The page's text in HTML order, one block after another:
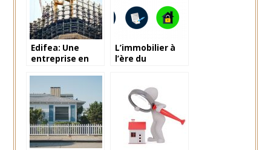
Edifea: Une
entreprise en
L’immobilier à
l’ère du